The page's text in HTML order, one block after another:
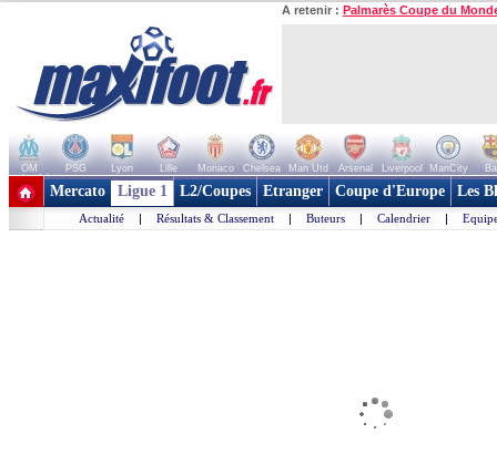
A retenir : Palmarès Coupe du
OM PSG Lyon Lille Monaco Chelsea Man Utd Arsenal Liverpool ManCity
+ de clubs
Mercato Ligue 1 L2/Coupes Etranger Coupe d'Europe Les
Actualité | Résultats & Classement | Buteurs | Calendrier |